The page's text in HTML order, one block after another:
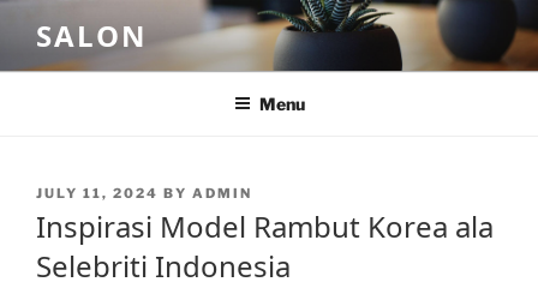
content
SALON
Menu
POSTED
JULY 11, 2024 BY ADMIN
Inspirasi Model Rambut Korea ala
Selebriti Indonesia